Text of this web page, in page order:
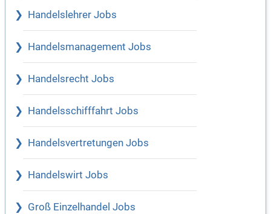
Handelslehrer Jobs
Handelsmanagement Jobs
Handelsrecht Jobs
Handelsschifffahrt Jobs
Handelsvertretungen Jobs
Handelswirt Jobs
Groß Einzelhandel Jobs